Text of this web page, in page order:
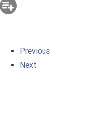
Previous
Next